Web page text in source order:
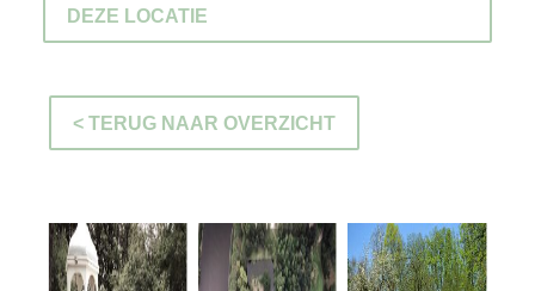
DEZE LOCATIE
< TERUG NAAR OVERZICHT